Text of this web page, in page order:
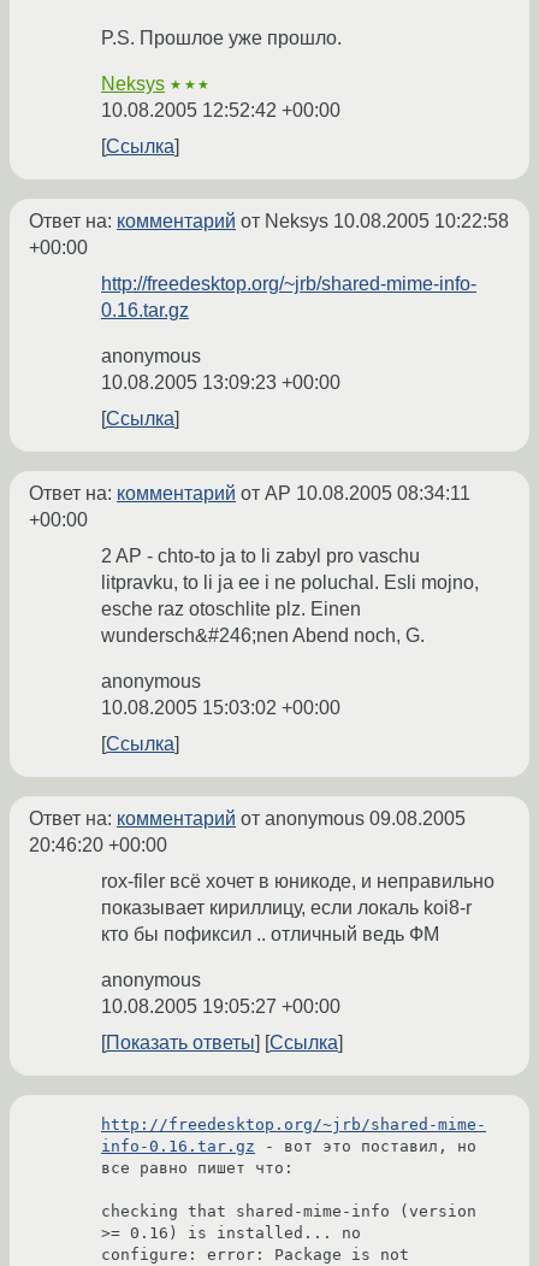
P.S. Прошлое уже прошло.
Neksys ★★★
10.08.2005 12:52:42 +00:00
Ссылка
Ответ на: комментарий от Neksys 10.08.2005 10:22:58
+00:00
http://freedesktop.org/~jrb/shared-mime-info-
0.16.tar.gz
anonymous
10.08.2005 13:09:23 +00:00
Ссылка
Ответ на: комментарий от AP 10.08.2005 08:34:11
+00:00
2 AP - chto-to ja to li zabyl pro vaschu
litpravku, to li ja ee i ne poluchal. Esli mojno,
esche raz otoschlite plz. Einen
wundersch&#246;nen Abend noch, G.
anonymous
10.08.2005 15:03:02 +00:00
Ссылка
Ответ на: комментарий от anonymous 09.08.2005
20:46:20 +00:00
rox-filer всё хочет в юникоде, и неправильно
показывает кириллицу, если локаль koi8-r
кто бы пофиксил .. отличный ведь ФМ
anonymous
10.08.2005 19:05:27 +00:00
Показать ответы
Ссылка
http://freedesktop.org/~jrb/shared-mime-
info-0.16.tar.gz - вот это поставил, но
все равно пишет что:
checking that shared-mime-info (version
>= 0.16) is installed... no
configure: error: Package is not